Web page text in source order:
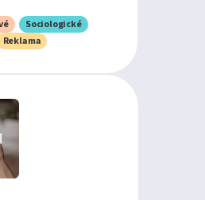
Sociologické
Reklama